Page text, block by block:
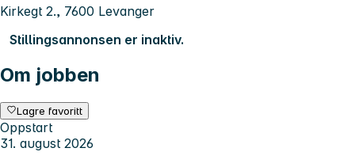
Kirkegt 2., 7600 Levanger
Stillingsannonsen er inaktiv.
Om jobben
Lagre favoritt
Oppstart
31. august 2026